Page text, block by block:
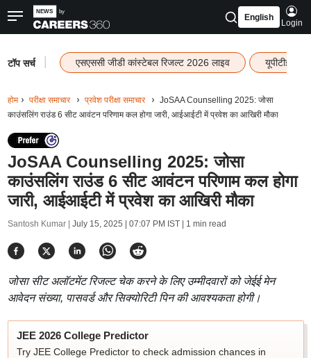
English
Login
टॉप सर्च एसएससी जीडी कांस्टेबल रिजल्ट 2026 लाइव यूपीटीईटी
होम परीक्षा समाचार प्रवेश परीक्षा समाचार
JoSAA Counselling 2025: जोसा
काउंसलिंग राउंड 6 सीट आवंटन परिणाम कल होगा जारी, आईआईटी में प्रवेश का आखिरी मौका
JoSAA Counselling 2025: जोसा
काउंसलिंग राउंड 6 सीट आवंटन परिणाम कल होगा
जारी, आईआईटी में प्रवेश का आखिरी मौका
Santosh Kumar | July 15, 2025 | 07:07 PM IST| 1 min read
जोसा सीट अलॉटमेंट रिजल्ट चेक करने के लिए उम्मीदवारों को जेईई मेन
आवेदन संख्या, पासवर्ड और सिक्योरिटी पिन की आवश्यकता होगी।
JEE 2026 College Predictor
Try JEE College Predictor to check admission chances in